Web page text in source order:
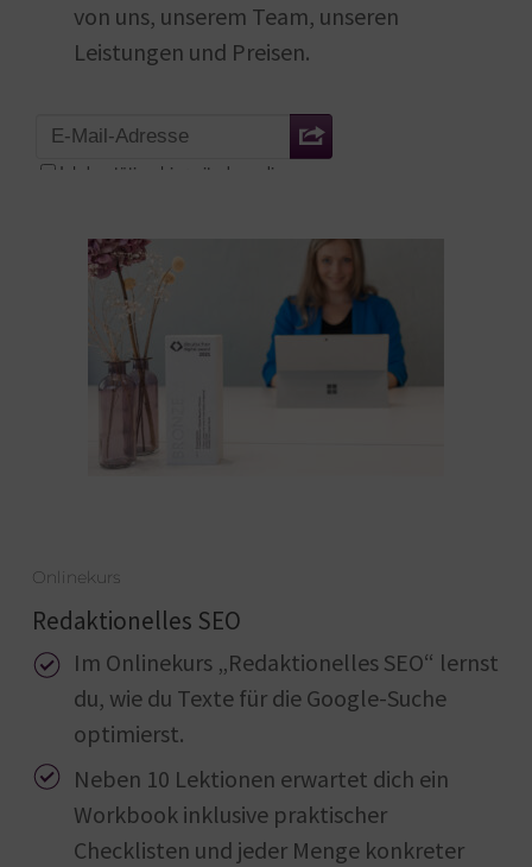
von uns, unserem Team, unseren
Leistungen und Preisen.
Onlinekurs
Redaktionelles SEO
Im Onlinekurs „Redaktionelles SEO“ lernst
du, wie du Texte für die Google-Suche
optimierst.
Neben 10 Lektionen erwartet dich ein
Workbook inklusive praktischer
Checklisten und jeder Menge konkreter